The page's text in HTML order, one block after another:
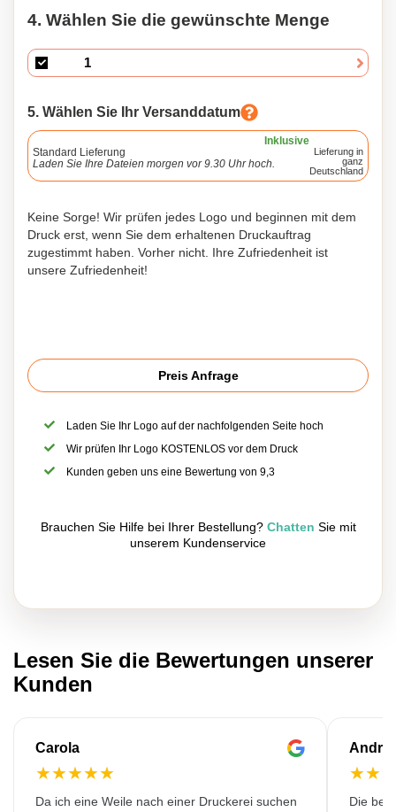
4. Wählen Sie die gewünschte Menge
5. Wählen Sie Ihr Versanddatum
Inklusive
Standard Lieferung
Laden Sie Ihre Dateien morgen vor 9.30 Uhr hoch.
Lieferung in
ganz
Deutschland
Keine Sorge! Wir prüfen jedes Logo und beginnen mit dem
Druck erst, wenn Sie dem erhaltenen Druckauftrag
zugestimmt haben. Vorher nicht. Ihre Zufriedenheit ist
unsere Zufriedenheit!
Preis Anfrage
Laden Sie Ihr Logo auf der nachfolgenden Seite hoch
Wir prüfen Ihr Logo KOSTENLOS vor dem Druck
Kunden geben uns eine Bewertung von 9,3
Brauchen Sie Hilfe bei Ihrer Bestellung? Chatten Sie mit
unserem Kundenservice
Lesen Sie die Bewertungen unserer
Kunden
Carola
★★★★★
Da ich eine Weile nach einer Druckerei suchen
★★
Die